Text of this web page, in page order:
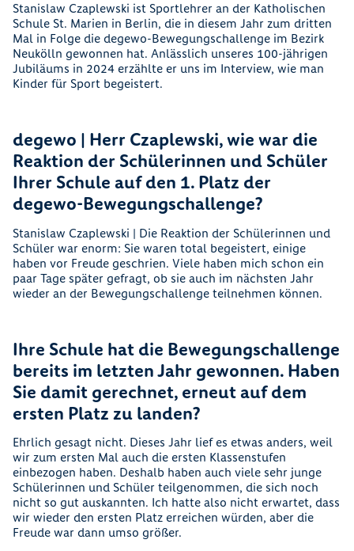
Stanislaw Czaplewski ist Sportlehrer an der Katholischen
Schule St. Marien in Berlin, die in diesem Jahr zum dritten
Mal in Folge die degewo-Bewegungschallenge im Bezirk
Neukölln gewonnen hat. Anlässlich unseres 100-jährigen
Jubiläums in 2024 erzählte er uns im Interview, wie man
Kinder für Sport begeistert.
degewo | Herr Czaplewski, wie war die
Reaktion der Schülerinnen und Schüler
Ihrer Schule auf den 1. Platz der
degewo-Bewegungschallenge?
Stanislaw Czaplewski | Die Reaktion der Schülerinnen und
Schüler war enorm: Sie waren total begeistert, einige
haben vor Freude geschrien. Viele haben mich schon ein
paar Tage später gefragt, ob sie auch im nächsten Jahr
wieder an der Bewegungschallenge teilnehmen können.
Ihre Schule hat die Bewegungschallenge
bereits im letzten Jahr gewonnen. Haben
Sie damit gerechnet, erneut auf dem
ersten Platz zu landen?
Ehrlich gesagt nicht. Dieses Jahr lief es etwas anders, weil
wir zum ersten Mal auch die ersten Klassenstufen
einbezogen haben. Deshalb haben auch viele sehr junge
Schülerinnen und Schüler teilgenommen, die sich noch
nicht so gut auskannten. Ich hatte also nicht erwartet, dass
wir wieder den ersten Platz erreichen würden, aber die
Freude war dann umso größer.